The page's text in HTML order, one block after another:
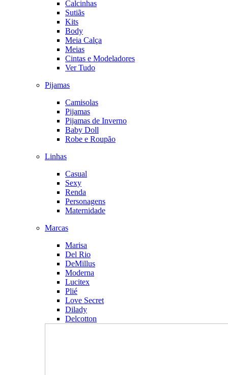
Calcinhas
Sutiãs
Kits
Body
Meia Calça
Meias
Cintas e Modeladores
Ver Tudo
Pijamas
Camisolas
Pijamas
Pijamas de Inverno
Baby Doll
Robe e Roupão
Linhas
Casual
Sexy
Renda
Personagens
Maternidade
Marcas
Marisa
Del Rio
DeMillus
Moderna
Lucitex
Plié
Love Secret
Dilady
Delcotton